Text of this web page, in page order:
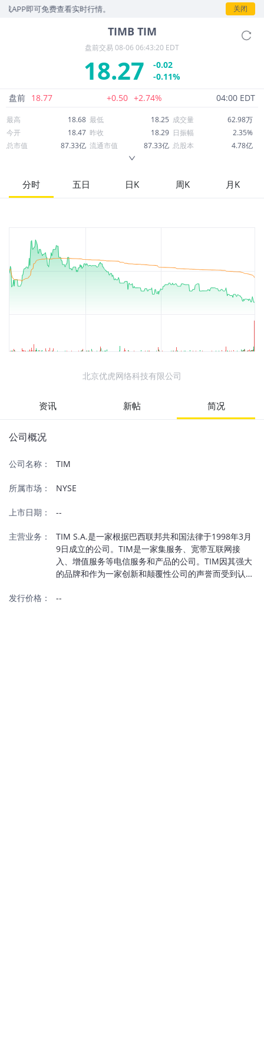
即可免费查看实时行情。 关闭
TIMB TIM
盘前交易 08-06 06:43:20 EDT
18.27
-0.02
-0.11%
盘前 18.77 +0.50 +2.74% 04:00 EDT
最高 18.68 最低 18.25 成交量
62.98万
今开
18.47 昨收 18.29 日振幅
2.35%
总市值
87.33亿 流通市值 87.33亿 总股本
4.78亿
52周最高
28.22 市盈率
10.54
股息
分时 五日 日K 周K 月K
北京优虎网络科技有限公司
资讯 新帖 简况
公司概况
公司名称： TIM
所属市场： NYSE
上市日期： --
主营业务：
TIM S.A.是一家根据巴西联邦共和国法律于1998年3月
9日成立的公司。TIM是一家集服务、宽带互联网接
入、增值服务等电信服务和产品的公司。TIM因其强大
的品牌和作为一家创新和颠覆性公司的声誉而受到认
的特点是其开拓性和创新性的产品，为个人提供完整的
发行价格： --